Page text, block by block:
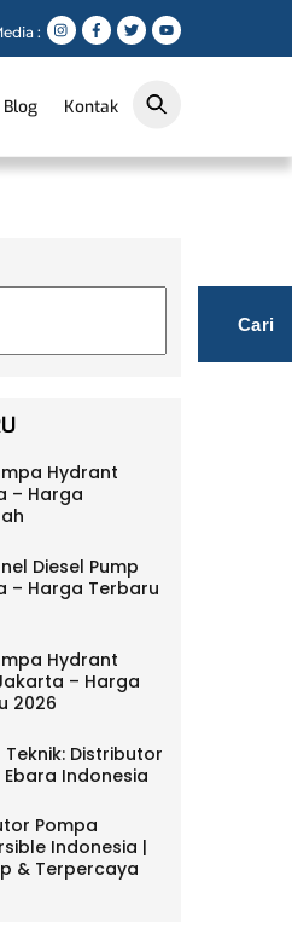
:
Blog Kontak
Cari
Hydrant
– Harga
Diesel Pump
– Harga Terbaru
Hydrant
– Harga
2026
Distributor
Ebara Indonesia
Pompa
Indonesia |
& Terpercaya